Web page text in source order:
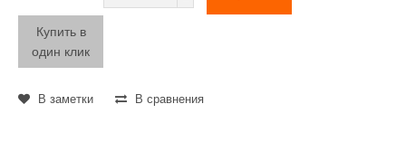
Купить в
один клик
В заметки В сравнения